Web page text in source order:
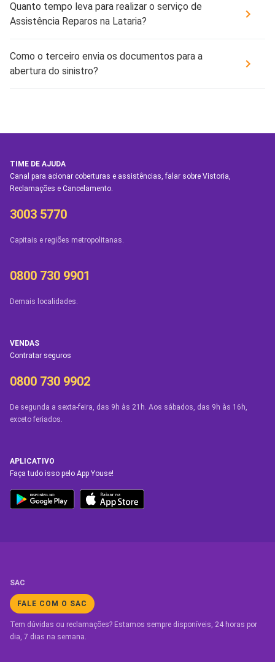
Quanto tempo leva para realizar o serviço de
Assistência Reparos na Lataria?
Como o terceiro envia os documentos para a
abertura do sinistro?
TIME DE AJUDA
Canal para acionar coberturas e assistências, falar sobre Vistoria,
Reclamações e Cancelamento.
3003 5770
Capitais e regiões metropolitanas.
0800 730 9901
Demais localidades.
VENDAS
Contratar seguros
0800 730 9902
De segunda a sexta-feira, das 9h às 21h. Aos sábados, das 9h às 16h,
exceto feriados.
APLICATIVO
Faça tudo isso pelo App Youse!
SAC
FALE COM O SAC
Tem dúvidas ou reclamações? Estamos sempre disponíveis, 24 horas por
dia, 7 dias na semana.